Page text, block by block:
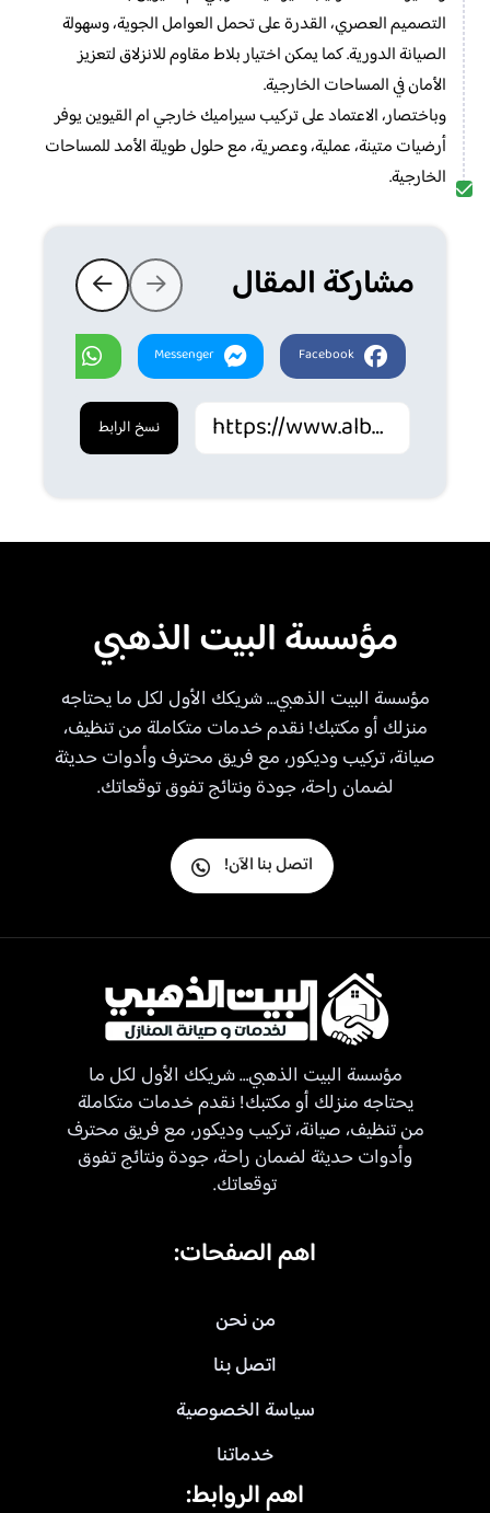
التصميم العصري، القدرة على تحمل العوامل الجوية، وسهولة
الصيانة الدورية. كما يمكن اختيار بلاط مقاوم للانزلاق لتعزيز
الأمان في المساحات الخارجية.
وباختصار، الاعتماد على تركيب سيراميك خارجي ام القيوين يوفر
أرضيات متينة، عملية، وعصرية، مع حلول طويلة الأمد للمساحات
الخارجية.
مشاركة المقال
Facebook
Messenger
نسخ الرابط
مؤسسة البيت الذهبي
مؤسسة البيت الذهبي… شريكك الأول لكل ما يحتاجه
منزلك أو مكتبك! نقدم خدمات متكاملة من تنظيف،
صيانة، تركيب وديكور، مع فريق محترف وأدوات حديثة
لضمان راحة، جودة ونتائج تفوق توقعاتك.
اتصل بنا الآن!
مؤسسة البيت الذهبي… شريكك الأول لكل ما
يحتاجه منزلك أو مكتبك! نقدم خدمات متكاملة
من تنظيف، صيانة، تركيب وديكور، مع فريق محترف
وأدوات حديثة لضمان راحة، جودة ونتائج تفوق
توقعاتك.
اهم الصفحات:
من نحن
اتصل بنا
سياسة الخصوصية
خدماتنا
اهم الروابط: